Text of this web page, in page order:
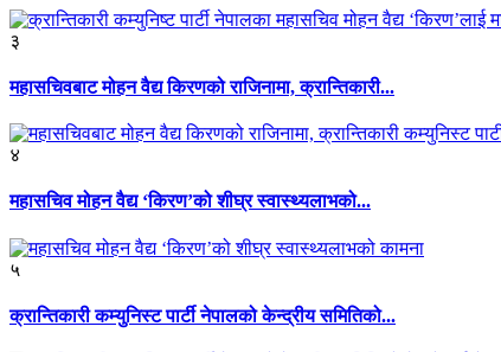
३
महासचिवबाट मोहन वैद्य किरणको राजिनामा, क्रान्तिकारी...
४
महासचिव मोहन वैद्य ‘किरण’को शीघ्र स्वास्थ्यलाभको...
५
क्रान्तिकारी कम्युनिस्ट पार्टी नेपालको केन्द्रीय समितिको...